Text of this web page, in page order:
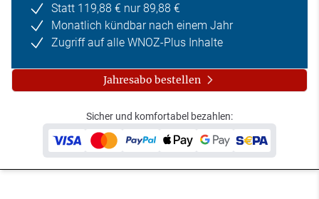
Statt 119,88 € nur 89,88 €
Monatlich kündbar nach einem Jahr
Zugriff auf alle WNOZ-Plus Inhalte
Jahresabo bestellen
Sicher und komfortabel bezahlen: